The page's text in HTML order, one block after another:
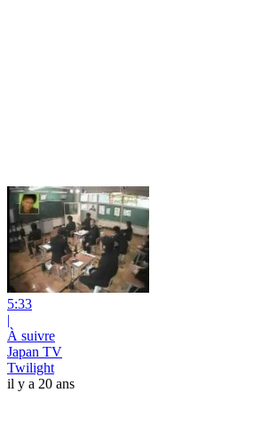
5:33
|
À suivre
Japan TV
Twilight
il y a 20 ans